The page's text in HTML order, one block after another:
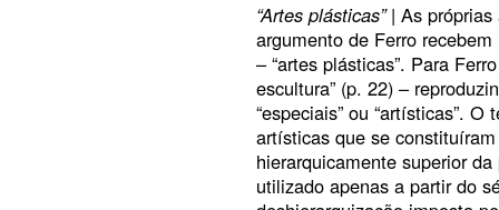
“Artes plásticas”| As
argumento de Ferro
– “artes plásticas”. Para
escultura” (p. 22) –
“especiais” ou “artísticas”.
artísticas que se
hierarquicamente superior
utilizado apenas a partir do